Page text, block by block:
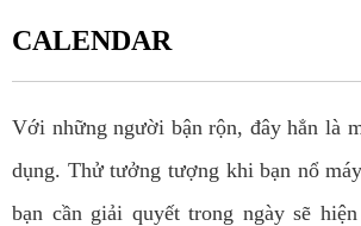
CALENDAR
Với những người bận rộn, đây hẳn là
dụng. Thử tưởng tượng khi bạn nổ
bạn cần giải quyết trong ngày sẽ